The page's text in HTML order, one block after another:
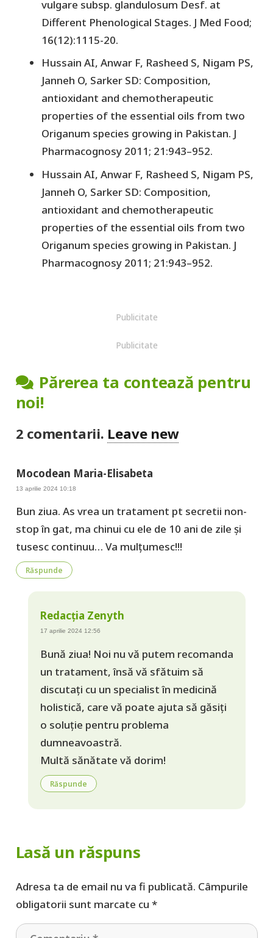
vulgare subsp. glandulosum Desf. at
Different Phenological Stages. J Med Food;
16(12):1115-20.
Hussain AI, Anwar F, Rasheed S, Nigam PS,
Janneh O, Sarker SD: Composition,
antioxidant and chemotherapeutic
properties of the essential oils from two
Origanum species growing in Pakistan. J
Pharmacognosy 2011; 21:943–952.
Hussain AI, Anwar F, Rasheed S, Nigam PS,
Janneh O, Sarker SD: Composition,
antioxidant and chemotherapeutic
properties of the essential oils from two
Origanum species growing in Pakistan. J
Pharmacognosy 2011; 21:943–952.
Publicitate
Publicitate
Părerea ta contează pentru
noi!
2 comentarii. Leave new
Mocodean Maria-Elisabeta
13 aprilie 2024 10:18
Bun ziua. As vrea un tratament pt secretii non-
stop în gat, ma chinui cu ele de 10 ani de zile și
tusesc continuu… Va mulțumesc!!!
Răspunde
Redacția Zenyth
17 aprilie 2024 12:56
Bună ziua! Noi nu vă putem recomanda
un tratament, însă vă sfătuim să
discutați cu un specialist în medicină
holistică, care vă poate ajuta să găsiți
o soluție pentru problema
dumneavoastră.
Multă sănătate vă dorim!
Răspunde
Lasă un răspuns
Adresa ta de email nu va fi publicată. Câmpurile
obligatorii sunt marcate cu *